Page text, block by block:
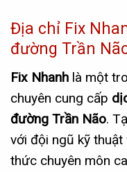
Địa chỉ Fix
đường Trần
Fix Nhanh là một
chuyên cung cấp
đường Trần Não.
với đội ngũ kỹ thuật
thức chuyên môn